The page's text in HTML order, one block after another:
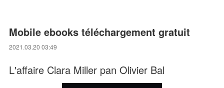
Mobile ebooks téléchargement gratuit
2021.03.20 03:49
L'affaire Clara Miller pan Olivier Bal